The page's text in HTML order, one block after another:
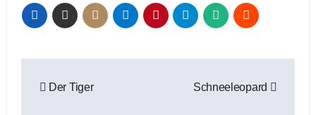
Der Tiger Schneeleopard